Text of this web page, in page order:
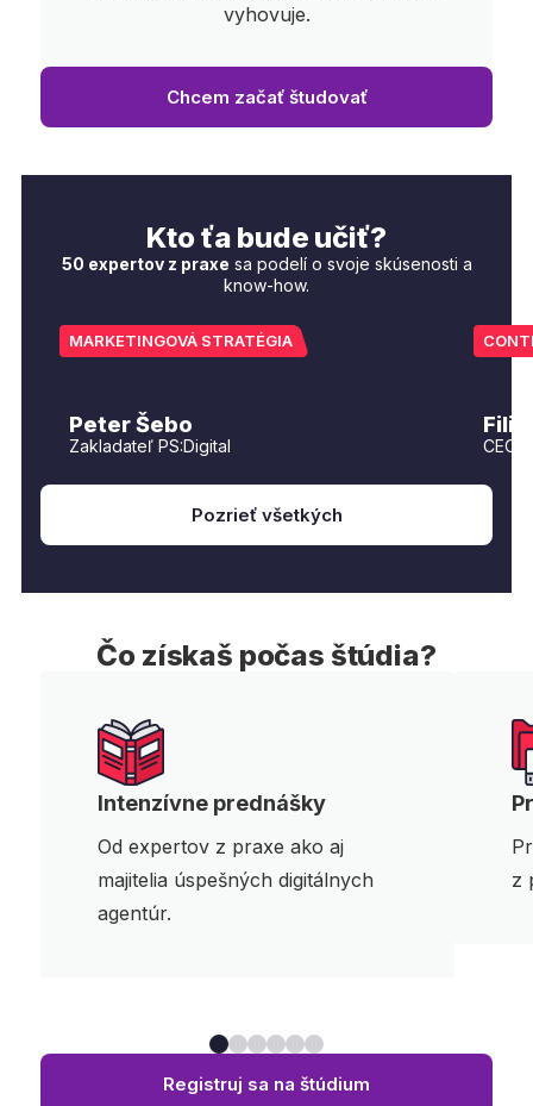
vyhovuje.
Chcem začať študovať
Kto ťa bude učiť?
50 expertov z praxe sa podelí o svoje skúsenosti a
know-how.
MARKETINGOVÁ STRATÉGIA
Peter Šebo
Zakladateľ PS:Digital
Filip
CEO
Pozrieť všetkých
Čo získaš počas štúdia?
Intenzívne prednášky
Od expertov z praxe ako aj
majitelia úspešných digitálnych
agentúr.
z
Registruj sa na štúdium